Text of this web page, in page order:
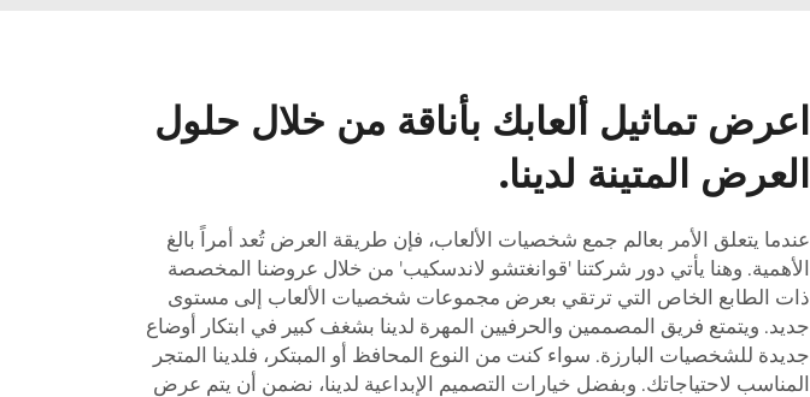
اعرض تماثيل ألعابك بأناقة من خلال حلول
العرض المتينة لدينا.
عندما يتعلق الأمر بعالم جمع شخصيات الألعاب، فإن طريقة العرض تُعد أمراً بالغ
الأهمية. وهنا يأتي دور شركتنا 'قوانغتشو لاندسكيب' من خلال عروضنا المخصصة
ذات الطابع الخاص التي ترتقي بعرض مجموعات شخصيات الألعاب إلى مستوى
جديد. ويتمتع فريق المصممين والحرفيين المهرة لدينا بشغف كبير في ابتكار أوضاع
جديدة للشخصيات البارزة. سواء كنت من النوع المحافظ أو المبتكر، فلدينا المتجر
المناسب لاحتياجاتك. وبفضل خيارات التصميم الإبداعية لدينا، نضمن أن يتم عرض